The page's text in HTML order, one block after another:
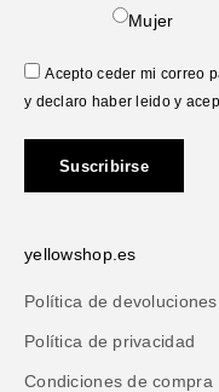
Mujer
Acepto ceder mi correo
y declaro haber leido y
Suscribirse
yellowshop.es
Política de
Política de privacidad
Condiciones de compra